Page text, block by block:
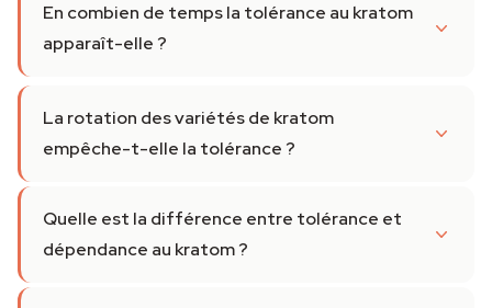
En combien de temps la tolérance au kratom
apparaît-elle ?
La rotation des variétés de kratom
empêche-t-elle la tolérance ?
Quelle est la différence entre tolérance et
dépendance au kratom ?